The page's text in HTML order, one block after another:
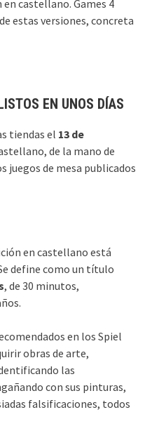
castellano. Games 4
estas versiones, concreta
EN UNOS DÍAS
tiendas el 13 de
de la mano de
juegos de mesa publicados
en castellano está
define como un título
, de 30 minutos,
en los Spiel
obras de arte,
las
con sus pinturas,
falsificaciones, todos